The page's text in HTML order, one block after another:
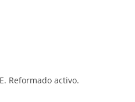
Reformado activo.